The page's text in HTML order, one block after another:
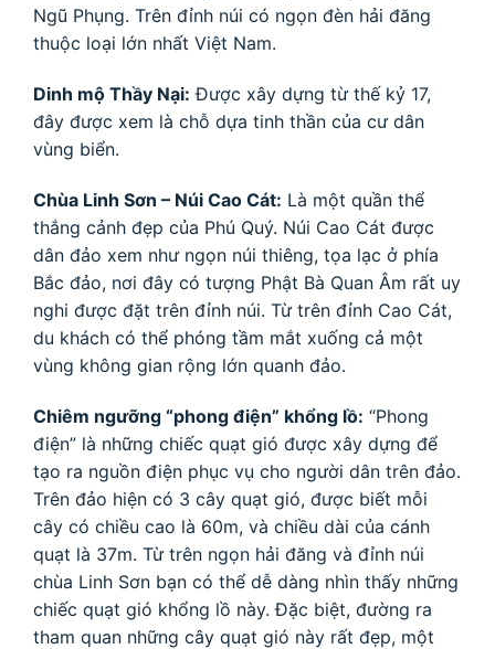
Ngũ Phụng. Trên đỉnh núi có ngọn đèn hải đăng
thuộc loại lớn nhất Việt Nam.
Dinh mộ Thầy Nại: Được xây dựng từ thế kỷ 17,
đây được xem là chỗ dựa tinh thần của cư dân
vùng biển.
Chùa Linh Sơn – Núi Cao Cát: Là một quần thể
thắng cảnh đẹp của Phú Quý. Núi Cao Cát được
dân đảo xem như ngọn núi thiêng, tọa lạc ở phía
Bắc đảo, nơi đây có tượng Phật Bà Quan Âm rất uy
nghi được đặt trên đỉnh núi. Từ trên đỉnh Cao Cát,
du khách có thể phóng tầm mắt xuống cả một
vùng không gian rộng lớn quanh đảo.
Chiêm ngưỡng “phong điện” khổng lồ: “Phong
điện” là những chiếc quạt gió được xây dựng để
tạo ra nguồn điện phục vụ cho người dân trên đảo.
Trên đảo hiện có 3 cây quạt gió, được biết mỗi
cây có chiều cao là 60m, và chiều dài của cánh
quạt là 37m. Từ trên ngọn hải đăng và đỉnh núi
chùa Linh Sơn bạn có thể dễ dàng nhìn thấy những
chiếc quạt gió khổng lồ này. Đặc biệt, đường ra
tham quan những cây quạt gió này rất đẹp, một